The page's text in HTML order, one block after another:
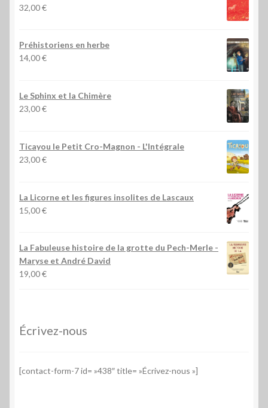
32,00€
Préhistoriens en herbe
14,00€
Le Sphinx et la Chimère
23,00€
Ticayou le Petit Cro-Magnon - L'Intégrale
23,00€
La Licorne et les figures insolites de Lascaux
15,00€
La Fabuleuse histoire de la grotte du Pech-Merle -
Maryse et André David
19,00€
Écrivez-nous
[contact-form-7 id= »438″ title= »Écrivez-nous »]